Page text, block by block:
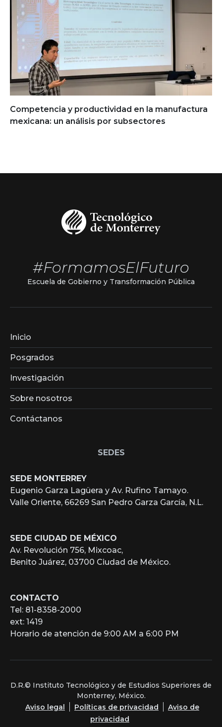
Competencia y productividad en la manufactura
mexicana: un análisis por subsectores
#FormamosElFuturo
Escuela de Gobierno y Transformación Pública
Inicio
Posgrados
Investigación
Sobre nosotros
Contáctanos
SEDES
SEDE MONTERREY
Eugenio Garza Lagüera y Av. Rufino Tamayo.
Valle Oriente, 66269 San Pedro Garza García, N.L.
SEDE CIUDAD DE MÉXICO
Av. Revolución 756, Mixcoac,
Benito Juárez, 03700 Ciudad de México.
CONTACTO
Tel: 81-8358-2000
ext: 1419
Horario de atención de 9:00 AM a 6:00 PM
D.R.© Instituto Tecnológico y de Estudios Superiores de
Monterrey, México.
Aviso legal
Políticas de privacidad
Aviso de
privacidad